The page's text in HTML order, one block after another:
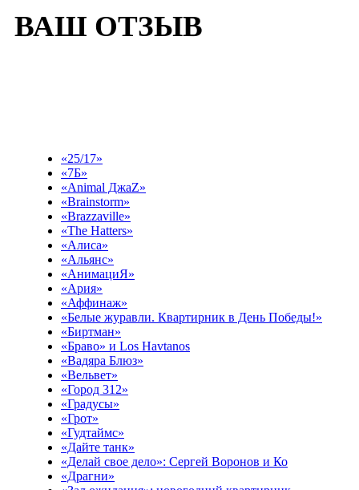
ВАШ ОТЗЫВ
«25/17»
«7Б»
«Animal ДжаZ»
«Brainstorm»
«Brazzaville»
«The Hatters»
«Алиса»
«Альянс»
«АнимациЯ»
«Ария»
«Аффинаж»
«Белые журавли. Квартирник в День Победы!»
«Биртман»
«Браво» и Los Havtanos
«Вадяра Блюз»
«Вельвет»
«Город 312»
«Градусы»
«Грот»
«Гудтаймс»
«Дайте танк»
«Делай свое дело»: Сергей Воронов и Ко
«Драгни»